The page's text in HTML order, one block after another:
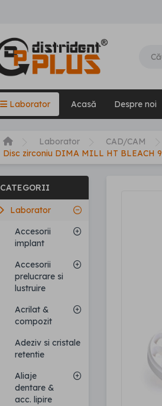
Laborator Acasă Despre noi
Laborator CAD/CAM
Disc zirconiu DIMA MILL HT BLEACH
CATEGORII
Laborator
Accesorii
implant
Accesorii
prelucrare si
lustruire
Acrilat &
compozit
Adeziv si cristale
retentie
Aliaje
dentare &
acc. lipire